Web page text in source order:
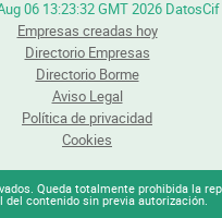
06 13:23:32 GMT 2026 DatosCif
Empresas creadas hoy
Directorio Empresas
Directorio Borme
Aviso Legal
Política de privacidad
Cookies
Queda totalmente prohibida la
del contenido sin previa autorización.